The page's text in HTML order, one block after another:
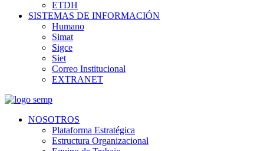
ETDH
SISTEMAS DE INFORMACIÓN
Humano
Simat
Sigce
Siet
Correo Institucional
EXTRANET
NOSOTROS
Plataforma Estratégica
Estructura Organizacional